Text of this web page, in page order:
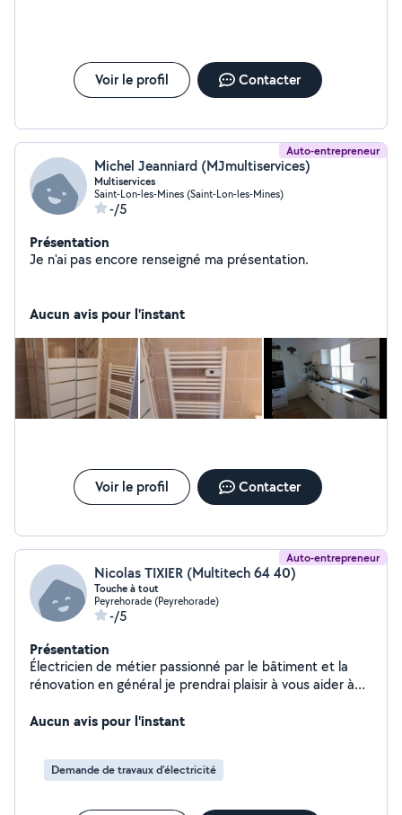
Voir le profil Contacter
Auto-entrepreneur
Michel Jeanniard (MJmultiservices)
Multiservices
Saint-Lon-les-Mines (Saint-Lon-les-Mines)
-/5
Présentation
Je n'ai pas encore renseigné ma présentation.
Aucun avis pour l'instant
Voir le profil Contacter
Auto-entrepreneur
Nicolas TIXIER (Multitech 64 40)
Touche à tout
Peyrehorade (Peyrehorade)
-/5
Présentation
Électricien de métier passionné par le bâtiment et la
rénovation en général je prendrai plaisir à vous aider à
Aucun avis pour l'instant
Demande de travaux d’électricité